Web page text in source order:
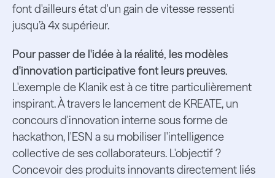
font d'ailleurs état d'un gain de vitesse ressenti
jusqu’à 4x supérieur.
Pour passer de l'idée à la réalité, les modèles
d'innovation participative font leurs preuves.
L'exemple de Klanik est à ce titre particulièrement
inspirant. À travers le lancement de KREATE, un
concours d'innovation interne sous forme de
hackathon, l'ESN a su mobiliser l'intelligence
collective de ses collaborateurs. L'objectif ?
Concevoir des produits innovants directement liés